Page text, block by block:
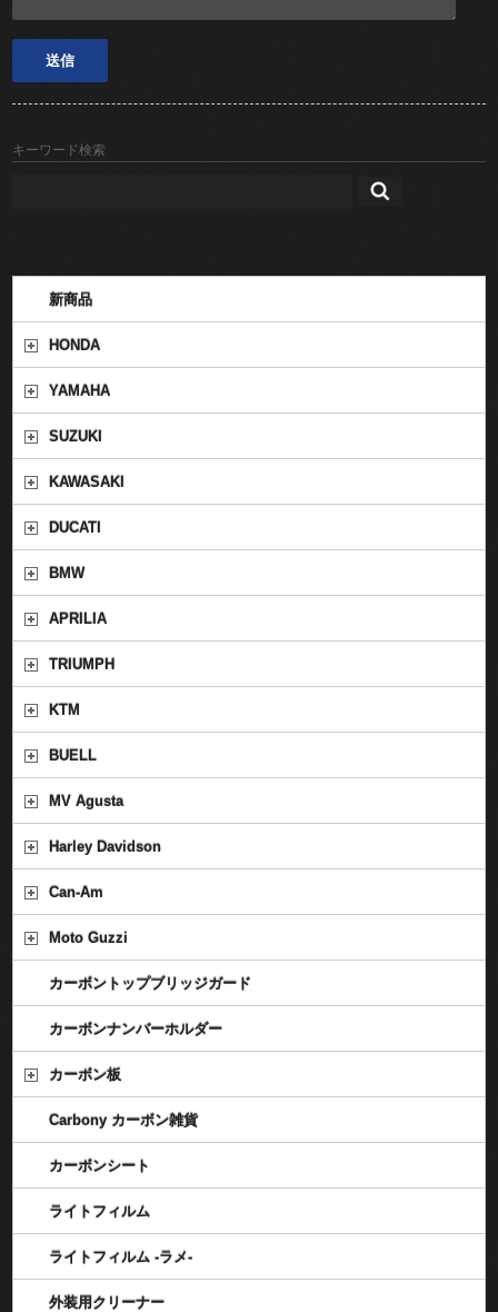
キーワード検索
新商品
HONDA
YAMAHA
SUZUKI
KAWASAKI
DUCATI
BMW
APRILIA
TRIUMPH
KTM
BUELL
MV Agusta
Harley Davidson
Can-Am
Moto Guzzi
カーボントップブリッジガード
カーボンナンバーホルダー
カーボン板
Carbony カーボン雑貨
カーボンシート
ライトフィルム
ライトフィルム -ラメ-
外装用クリーナー